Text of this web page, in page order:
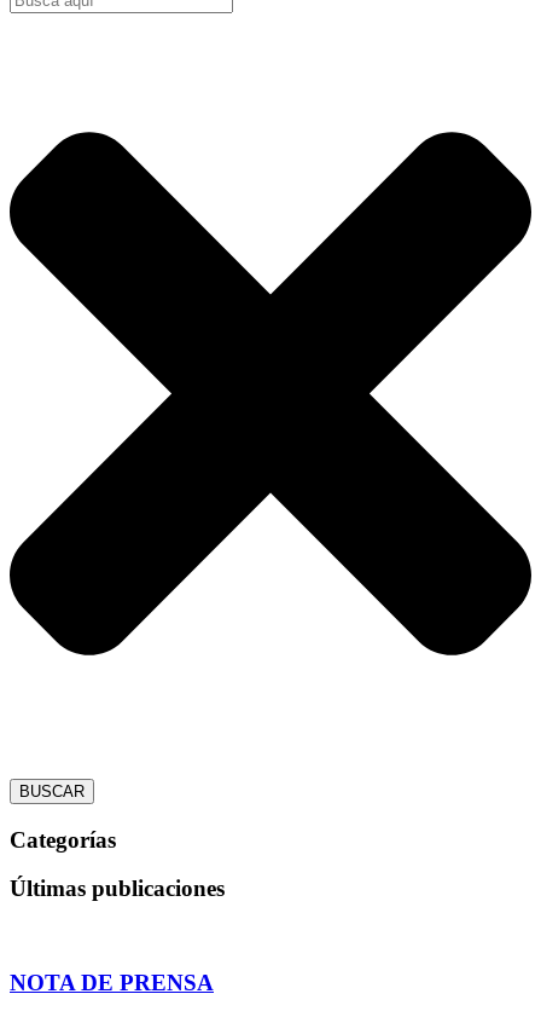
BUSCAR
Categorías
Últimas publicaciones
NOTA DE PRENSA